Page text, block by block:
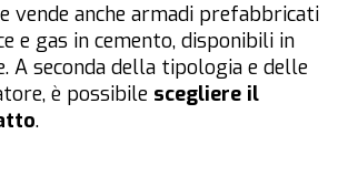
vende anche armadi prefabbricati
e gas in cemento, disponibili in
A seconda della tipologia e delle
è possibile scegliere il
.